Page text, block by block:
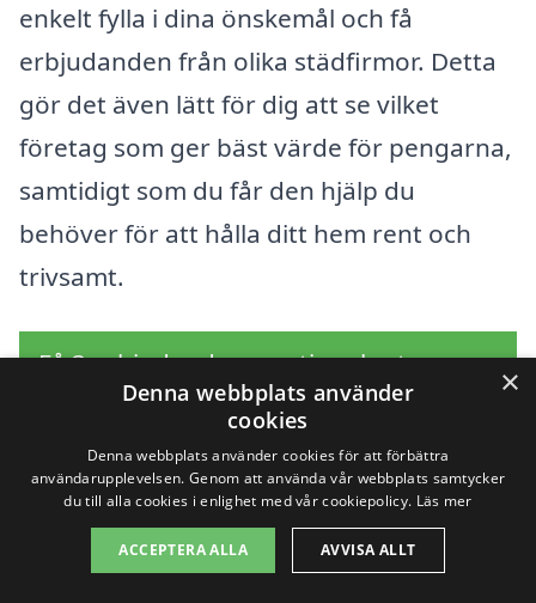
enkelt fylla i dina önskemål och få
erbjudanden från olika städfirmor. Detta
gör det även lätt för dig att se vilket
företag som ger bäst värde för pengarna,
samtidigt som du får den hjälp du
behöver för att hålla ditt hem rent och
trivsamt.
Få 3 erbjudanden, gratis och utan
förpliktelser
Sök efter en
×
Denna webbplats använder
cookies
Denna webbplats använder cookies för att förbättra
användarupplevelsen. Genom att använda vår webbplats samtycker
du till alla cookies i enlighet med vår cookiepolicy. Läs mer
ACCEPTERA ALLA AVVISA ALLT